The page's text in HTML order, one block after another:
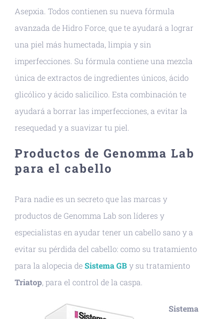
Asepxia. Todos contienen su nueva fórmula
avanzada de Hidro Force, que te ayudará a lograr
una piel más humectada, limpia y sin
imperfecciones. Su fórmula contiene una mezcla
única de extractos de ingredientes únicos, ácido
glicólico y ácido salicílico. Esta combinación te
ayudará a borrar las imperfecciones, a evitar la
resequedad y a suavizar tu piel.
Productos de Genomma Lab
para el cabello
Para nadie es un secreto que las marcas y
productos de Genomma Lab son líderes y
especialistas en ayudar tener un cabello sano y a
evitar su pérdida del cabello: como su tratamiento
para la alopecia deSistema GBy su tratamiento
Triatop, para el control de la caspa.
Sistema